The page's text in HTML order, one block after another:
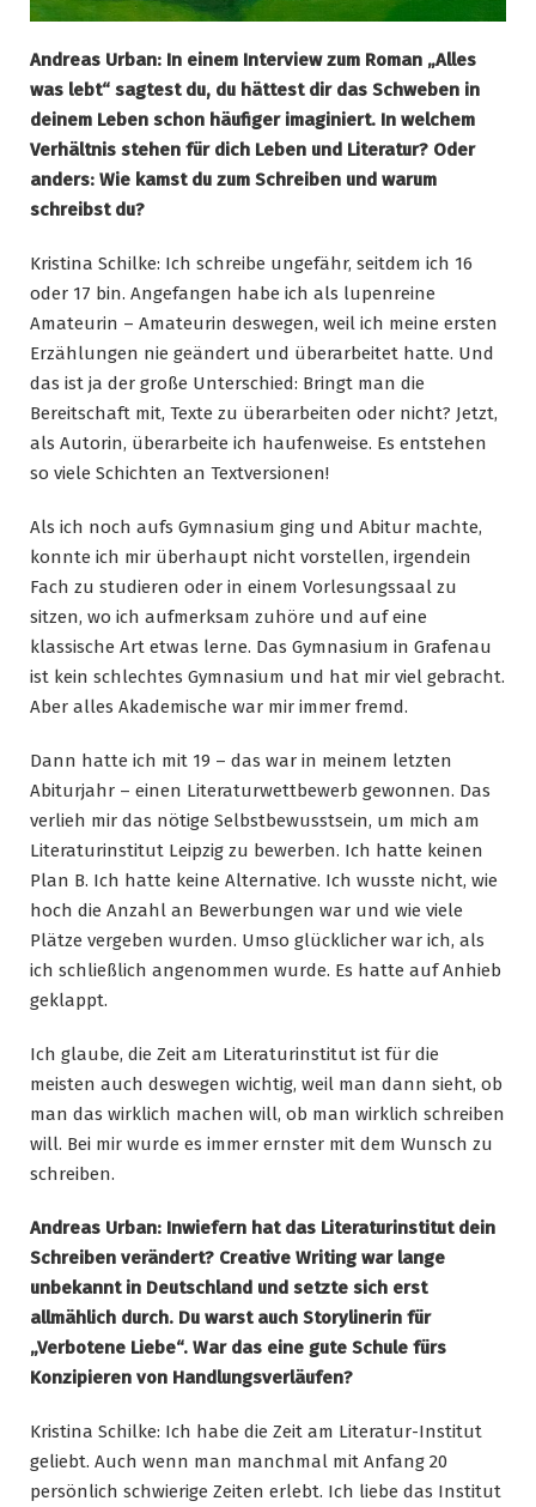
Andreas Urban: In einem Interview zum Roman „Alles
was lebt“ sagtest du, du hättest dir das Schweben in
deinem Leben schon häufiger imaginiert. In welchem
Verhältnis stehen für dich Leben und Literatur? Oder
anders: Wie kamst du zum Schreiben und warum
schreibst du?
Kristina Schilke: Ich schreibe ungefähr, seitdem ich 16
oder 17 bin. Angefangen habe ich als lupenreine
Amateurin – Amateurin deswegen, weil ich meine ersten
Erzählungen nie geändert und überarbeitet hatte. Und
das ist ja der große Unterschied: Bringt man die
Bereitschaft mit, Texte zu überarbeiten oder nicht? Jetzt,
als Autorin, überarbeite ich haufenweise. Es entstehen
so viele Schichten an Textversionen!
Als ich noch aufs Gymnasium ging und Abitur machte,
konnte ich mir überhaupt nicht vorstellen, irgendein
Fach zu studieren oder in einem Vorlesungssaal zu
sitzen, wo ich aufmerksam zuhöre und auf eine
klassische Art etwas lerne. Das Gymnasium in Grafenau
ist kein schlechtes Gymnasium und hat mir viel gebracht.
Aber alles Akademische war mir immer fremd.
Dann hatte ich mit 19 – das war in meinem letzten
Abiturjahr – einen Literaturwettbewerb gewonnen. Das
verlieh mir das nötige Selbstbewusstsein, um mich am
Literaturinstitut Leipzig zu bewerben. Ich hatte keinen
Plan B. Ich hatte keine Alternative. Ich wusste nicht, wie
hoch die Anzahl an Bewerbungen war und wie viele
Plätze vergeben wurden. Umso glücklicher war ich, als
ich schließlich angenommen wurde. Es hatte auf Anhieb
geklappt.
Ich glaube, die Zeit am Literaturinstitut ist für die
meisten auch deswegen wichtig, weil man dann sieht, ob
man das wirklich machen will, ob man wirklich schreiben
will. Bei mir wurde es immer ernster mit dem Wunsch zu
schreiben.
Andreas Urban: Inwiefern hat das Literaturinstitut dein
Schreiben verändert? Creative Writing war lange
unbekannt in Deutschland und setzte sich erst
allmählich durch. Du warst auch Storylinerin für
„Verbotene Liebe“. War das eine gute Schule fürs
Konzipieren von Handlungsverläufen?
Kristina Schilke: Ich habe die Zeit am Literatur-Institut
geliebt. Auch wenn man manchmal mit Anfang 20
persönlich schwierige Zeiten erlebt. Ich liebe das Institut